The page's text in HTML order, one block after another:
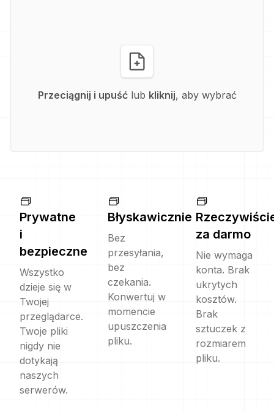
Przeciągnij i upuść lub kliknij, aby wybrać
Prywatne
i
bezpieczne
Wszystko
dzieje się w
Twojej
przeglądarce.
Twoje pliki
nigdy nie
dotykają
naszych
serwerów.
Błyskawicznie
Bez
przesyłania,
bez
czekania.
Konwertuj w
momencie
upuszczenia
pliku.
za darmo
Nie wymaga
konta. Brak
ukrytych
kosztów.
Brak
sztuczek z
rozmiarem
pliku.